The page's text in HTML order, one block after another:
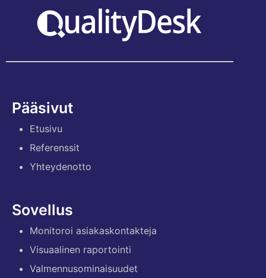
Pääsivut
Etusivu
Referenssit
Yhteydenotto
Sovellus
Monitoroi asiakaskontakteja
Visuaalinen raportointi
Valmennusominaisuudet